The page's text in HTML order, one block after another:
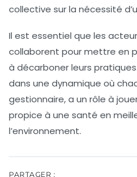
collective sur la nécessité
Il est essentiel que les
collaborent pour mettre en
à décarbonerleurs
dans une dynamique où
gestionnaire, a un rôle à
propice à une santé en
l’environnement.
PARTAGER :